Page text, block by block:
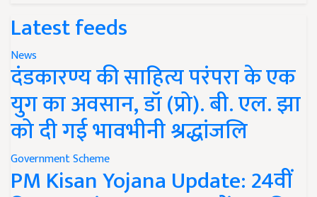
Latest feeds
News
दंडकारण्य की साहित्य परंपरा के एक
युग का अवसान, डॉ (प्रो). बी. एल. झा
को दी गई भावभीनी श्रद्धांजलि
Government Scheme
PM Kisan Yojana Update: 24वीं